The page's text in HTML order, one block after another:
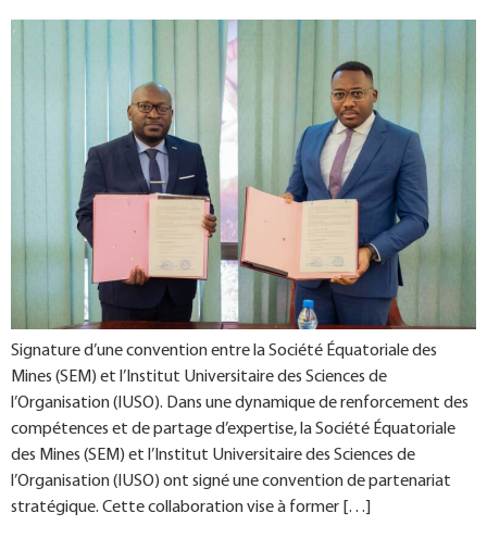
Signature d’une convention entre la Société Équatoriale des
Mines (SEM) et l’Institut Universitaire des Sciences de
l’Organisation (IUSO). Dans une dynamique de renforcement des
compétences et de partage d’expertise, la Société Équatoriale
des Mines (SEM) et l’Institut Universitaire des Sciences de
l’Organisation (IUSO) ont signé une convention de partenariat
stratégique. Cette collaboration vise à former […]